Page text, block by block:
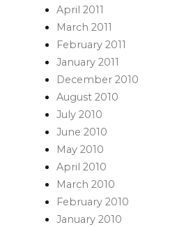
April 2011
March 2011
February 2011
January 2011
December 2010
August 2010
July 2010
June 2010
May 2010
April 2010
March 2010
February 2010
January 2010